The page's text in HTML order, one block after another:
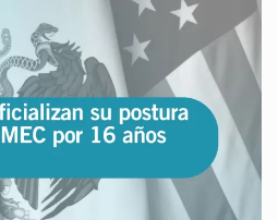
El gobierno de Estados Unidos anunciará un arancel del 15 % sobre los productos fabricados…
PARA
PRORROGAR
EL
T-
MEC
POR
AÑOS
ADICIONALES